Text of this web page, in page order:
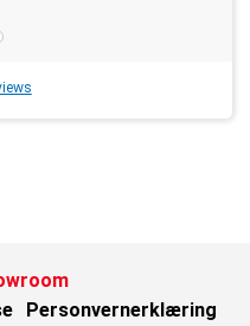
Personvernerklæring